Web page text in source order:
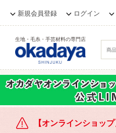
新規会員登録 ログイン
生地・毛糸・手芸材料の専門店
【オンラインショッ